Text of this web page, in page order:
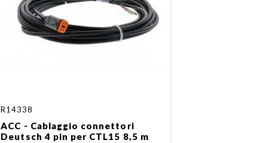
R14338
ACC - Cablaggio connettori
Deutsch 4 pin per CTL15 8,5 m